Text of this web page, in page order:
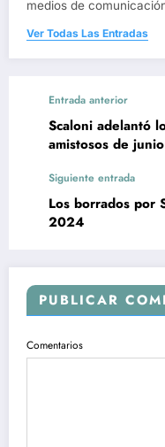
medios de
Ver Todas Las Entradas
Entrada anterior
Scaloni adelantó
amistosos de junio
Siguiente entrada
Los borrados por
2024
PUBLICAR
Comentarios